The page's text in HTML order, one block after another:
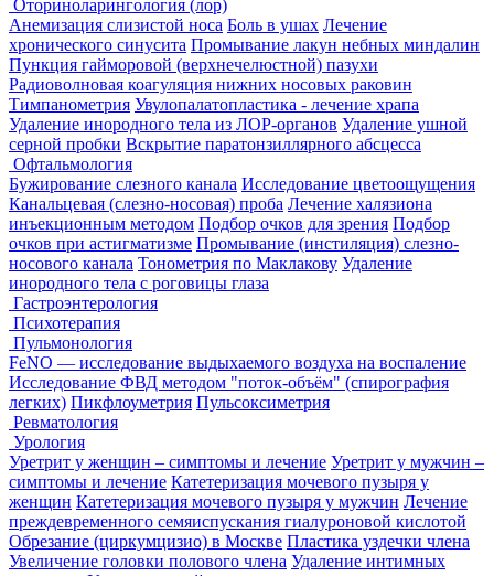
Оториноларингология (лор)
Анемизация слизистой носа Боль в ушах Лечение
хронического синусита Промывание лакун небных миндалин
Пункция гайморовой (верхнечелюстной) пазухи
Радиоволновая коагуляция нижних носовых раковин
Тимпанометрия Увулопалатопластика - лечение храпа
Удаление инородного тела из ЛОР-органов Удаление ушной
серной пробки Вскрытие паратонзиллярного абсцесса
Офтальмология
Бужирование слезного канала Исследование цветоощущения
Канальцевая (слезно-носовая) проба Лечение халязиона
инъекционным методом Подбор очков для зрения Подбор
очков при астигматизме Промывание (инстиляция) слезно-
носового канала Тонометрия по Маклакову Удаление
инородного тела с роговицы глаза
Гастроэнтерология
Психотерапия
Пульмонология
FeNO — исследование выдыхаемого воздуха на воспаление
Исследование ФВД методом "поток-объём" (спирография
легких) Пикфлоуметрия Пульсоксиметрия
Ревматология
Урология
Уретрит у женщин – симптомы и лечение Уретрит у мужчин –
симптомы и лечение Катетеризация мочевого пузыря у
женщин Катетеризация мочевого пузыря у мужчин Лечение
преждевременного семяиспускания гиалуроновой кислотой
Обрезание (циркумцизио) в Москве Пластика уздечки члена
Увеличение головки полового члена Удаление интимных